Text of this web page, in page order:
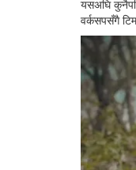
यसअघि
वर्कसपसँगै